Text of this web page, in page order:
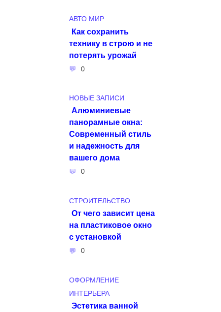
АВТО МИР
Как сохранить
технику в строю и не
потерять урожай
0
НОВЫЕ ЗАПИСИ
Алюминиевые
панорамные окна:
Современный стиль
и надежность для
вашего дома
0
СТРОИТЕЛЬСТВО
От чего зависит цена
на пластиковое окно
с установкой
0
ОФОРМЛЕНИЕ
ИНТЕРЬЕРА
Эстетика ванной